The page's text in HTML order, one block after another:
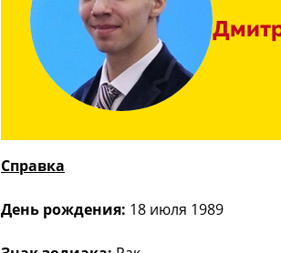
Справка
День рождения: 18 июля 1989